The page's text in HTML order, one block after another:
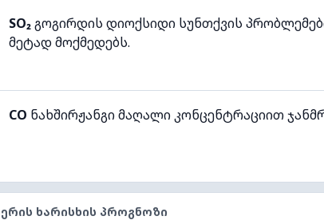
SO₂გოგირდის დიოქსიდი სუნთქვის
მეტად მოქმედებს.
CO ნახშირჟანგი მაღალი კონცენტრაციით
ᲮᲐᲠᲘᲡᲮᲘᲡ ᲞᲠᲝᲒᲜᲝᲖᲘ